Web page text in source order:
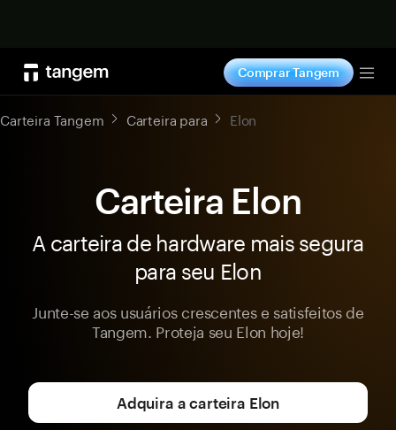
Comprar Tangem
Carteira Tangem Carteira para Elon
Carteira Elon
A carteira de hardware mais segura
para seu Elon
Junte-se aos usuários crescentes e satisfeitos de
Tangem. Proteja seu Elon hoje!
Adquira a carteira Elon